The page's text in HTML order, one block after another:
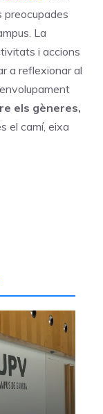
preocupades
La
i accions
a reflexionar al
els gèneres,
el camí, eixa